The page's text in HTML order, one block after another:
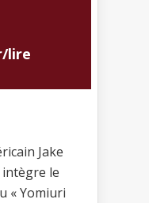
lire
Jake
intègre le
« Yomiuri